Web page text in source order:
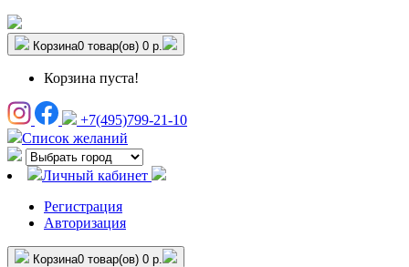
Корзина0 товар(ов) 0 р.
Корзина пуста!
+7(495)799-21-10
Список желаний
Личный кабинет
Регистрация
Авторизация
Корзина0 товар(ов) 0 р.